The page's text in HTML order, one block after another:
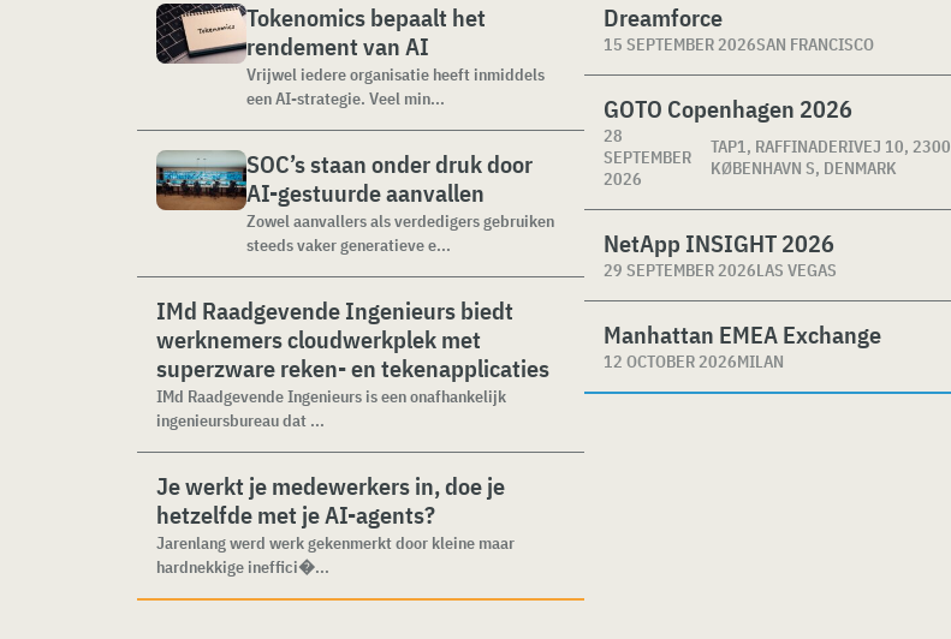
Tokenomics bepaalt het
rendement van AI
Vrijwel iedere organisatie heeft inmiddels
een AI-strategie. Veel min...
SOC’s staan onder druk door
AI-gestuurde aanvallen
Zowel aanvallers als verdedigers gebruiken
steeds vaker generatieve e...
IMd Raadgevende Ingenieurs biedt
werknemers cloudwerkplek met
superzware reken- en tekenapplicaties
IMd Raadgevende Ingenieurs is een onafhankelijk
ingenieursbureau dat ...
Je werkt je medewerkers in, doe je
hetzelfde met je AI-agents?
Jarenlang werd werk gekenmerkt door kleine maar
hardnekkige ineffici�...
Dreamforce
15 SEPTEMBER 2026SAN FRANCISCO
GOTO Copenhagen 2026
28
SEPTEMBER
2026
TAP1, RAFFINADERIVEJ 10, 2300
KØBENHAVN S, DENMARK
NetApp INSIGHT 2026
29 SEPTEMBER 2026LAS VEGAS
Manhattan EMEA Exchange
12 OCTOBER 2026MILAN